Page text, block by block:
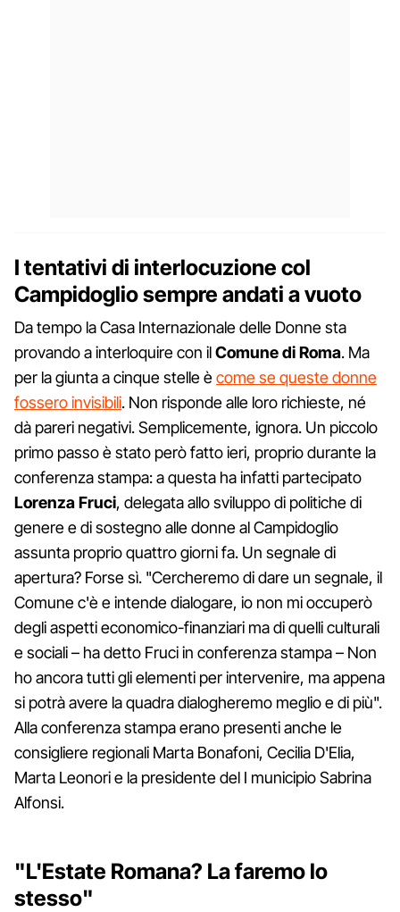
I tentativi di interlocuzione col
Campidoglio sempre andati a vuoto
Da tempo la Casa Internazionale delle Donne sta
provando a interloquire con ilComune di Roma. Ma
per la giunta a cinque stelle ècome se queste donne
fossero invisibili. Non risponde alle loro richieste, né
dà pareri negativi. Semplicemente, ignora. Un piccolo
primo passo è stato però fatto ieri, proprio durante la
conferenza stampa: a questa ha infatti partecipato
Lorenza Fruci, delegata allo sviluppo di politiche di
genere e di sostegno alle donne al Campidoglio
assunta proprio quattro giorni fa. Un segnale di
apertura? Forse sì. "Cercheremo di dare un segnale, il
Comune c'è e intende dialogare, io non mi occuperò
degli aspetti economico-finanziari ma di quelli culturali
e sociali – ha detto Fruci in conferenza stampa – Non
ho ancora tutti gli elementi per intervenire, ma appena
si potrà avere la quadra dialogheremo meglio e di più".
Alla conferenza stampa erano presenti anche le
consigliere regionali Marta Bonafoni, Cecilia D'Elia,
Marta Leonori e la presidente del I municipio Sabrina
Alfonsi.
"L'Estate Romana? La faremo lo
stesso"